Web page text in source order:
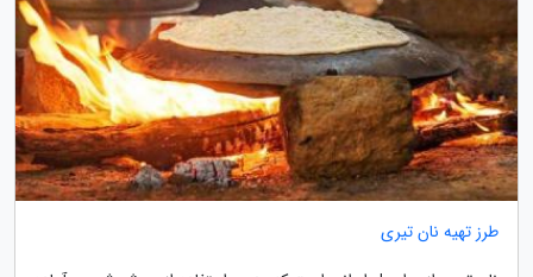
طرز تهیه نان تیری